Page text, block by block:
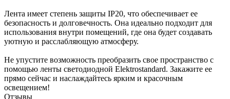
Лента имеет степень защиты IP20, что обеспечивает ее
безопасность и долговечность. Она идеально подходит для
использования внутри помещений, где она будет создавать
уютную и расслабляющую атмосферу.
Не упустите возможность преобразить свое пространство с
помощью ленты светодиодной Elektrostandard. Закажите ее
прямо сейчас и наслаждайтесь ярким и красочным
освещением!
Отзывы